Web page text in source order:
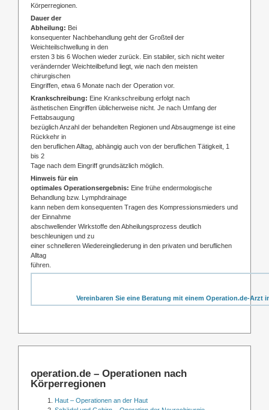
Körperregionen.
Dauer der
Abheilung: Bei
konsequenter Nachbehandlung geht der Großteil der
Weichteilschwellung in den
ersten 3 bis 6 Wochen wieder zurück. Ein stabiler, sich nicht weiter
verändernder Weichteilbefund liegt, wie nach den meisten
chirurgischen
Eingriffen, etwa 6 Monate nach der Operation vor.
Krankschreibung: Eine Krankschreibung erfolgt nach
ästhetischen Eingriffen üblicherweise nicht. Je nach Umfang der
Fettabsaugung
bezüglich Anzahl der behandelten Regionen und Absaugmenge ist eine
Rückkehr in
den beruflichen Alltag, abhängig auch von der beruflichen Tätigkeit, 1
bis 2
Tage nach dem Eingriff grundsätzlich möglich.
Hinweis für ein
optimales Operationsergebnis: Eine frühe endermologische
Behandlung bzw. Lymphdrainage
kann neben dem konsequenten Tragen des Kompressionsmieders und
der Einnahme
abschwellender Wirkstoffe den Abheilungsprozess deutlich
beschleunigen und zu
einer schnelleren Wiedereingliederung in den privaten und beruflichen
Alltag
führen.
Vereinbaren Sie eine Beratung mit einem Operation.de-Arzt
operation.de – Operationen nach
Körperregionen
Haut – Operationen an der Haut